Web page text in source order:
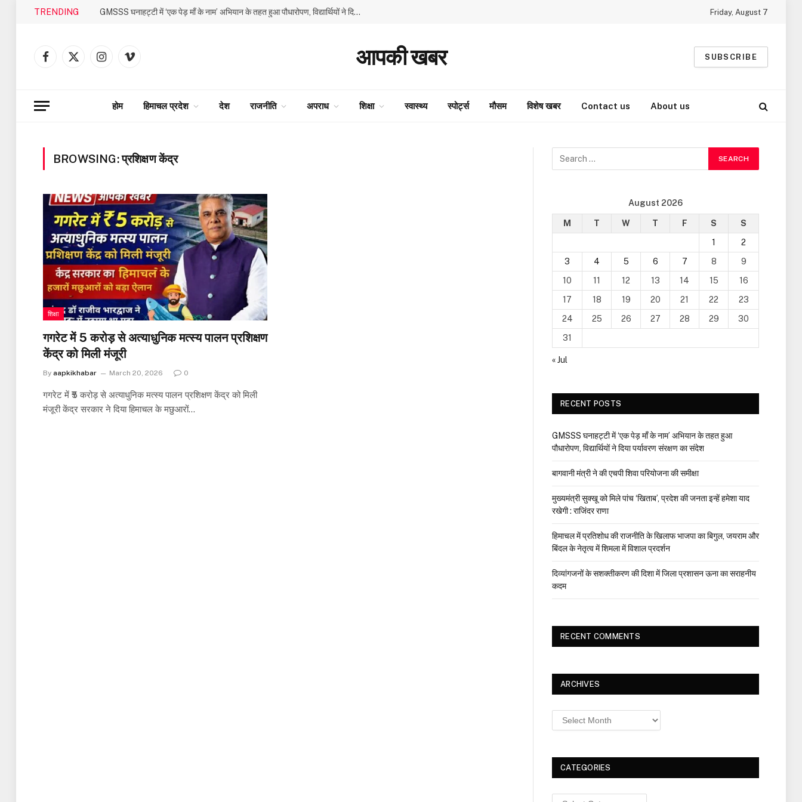
TRENDING GMSSS घनाहट्टी में ‘एक पेड़ माँ के नाम’ अभियान के तहत हुआ पौधारोपण, विद्यार्थियों ने दिया पर्यावरण संरक्षण का संदेश Friday, August 7
Facebook
X
InstagramVimeo आपकी खबर SUBSCRIBE
होम हिमाचल प्रदेश देश राजनीति अपराध शिक्षा स्वास्थ्य स्पोर्ट्स मौसम विशेष खबर Contact us About us
BROWSING:प्रशिक्षण केंद्र
शिक्षा
गगरेट में ₹5 करोड़ से अत्याधुनिक मत्स्य पालन प्रशिक्षण
केंद्र को मिली मंजूरी
By aapkikhabar March 20, 2026 0
गगरेट में ₹5 करोड़ से अत्याधुनिक मत्स्य पालन प्रशिक्षण केंद्र को मिली
मंजूरी केंद्र सरकार ने दिया हिमाचल के मछुआरों…
August 2026
M T W T F S
S
1
2
3
4 5 6 7 8
9
10
11 12 13 14 15
16
17
18 19 20 21 22
23
24
25 26 27 28 29
30
31
« Jul
RECENT POSTS
GMSSS घनाहट्टी में ‘एक पेड़ माँ के नाम’ अभियान के तहत हुआ
पौधारोपण, विद्यार्थियों ने दिया पर्यावरण संरक्षण का संदेश
बागवानी मंत्री ने की एचपी शिवा परियोजना की समीक्षा
मुख्यमंत्री सुक्खू को मिले पांच ‘खिताब’, प्रदेश की जनता इन्हें हमेशा याद
रखेगी : राजिंदर राणा
हिमाचल में प्रतिशोध की राजनीति के खिलाफ भाजपा का बिगुल, जयराम और
बिंदल के नेतृत्व में शिमला में विशाल प्रदर्शन
दिव्यांगजनों के सशक्तीकरण की दिशा में जिला प्रशासन ऊना का सराहनीय
कदम
RECENT COMMENTS
ARCHIVES
Archives
CATEGORIES
Categories